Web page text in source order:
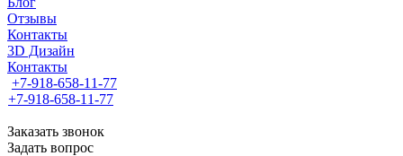
Отзывы
Контакты
3D Дизайн
Контакты
+7-918-658-11-77
+7-918-658-11-77
Заказать звонок
Задать вопрос